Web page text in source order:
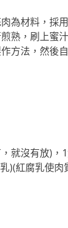
為材料，採
熟，刷上蜜
方法，然後
就沒有放)，
)(紅腐乳使